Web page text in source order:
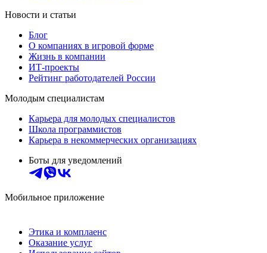
Новости и статьи
Блог
О компаниях в игровой форме
Жизнь в компании
ИТ-проекты
Рейтинг работодателей России
Молодым специалистам
Карьера для молодых специалистов
Школа программистов
Карьера в некоммерческих организациях
Боты для уведомлений
Мобильное приложение
Этика и комплаенс
Оказание услуг